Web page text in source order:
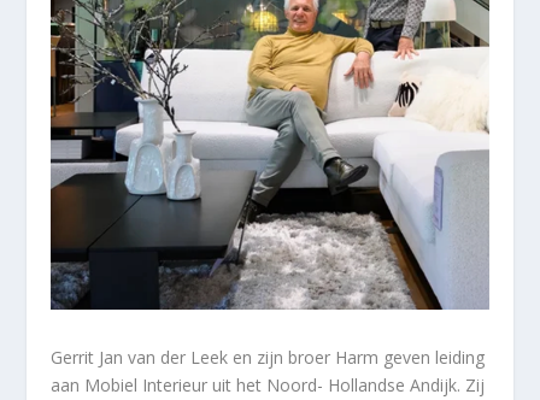
Gerrit Jan van der Leek en zijn broer Harm geven leiding
aan Mobiel Interieur uit het Noord- Hollandse Andijk. Zij